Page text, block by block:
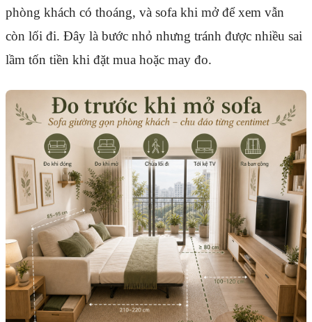
phòng khách có thoáng, và sofa khi mở để xem vẫn
còn lối đi. Đây là bước nhỏ nhưng tránh được nhiều sai
lầm tốn tiền khi đặt mua hoặc may đo.